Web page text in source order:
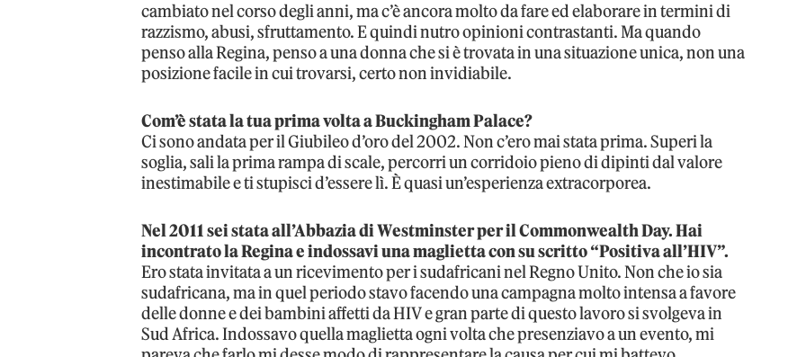
cambiato nel corso degli anni, ma c’è ancora molto da fare ed elaborare in termini di
razzismo, abusi, sfruttamento. E quindi nutro opinioni contrastanti. Ma quando
penso alla Regina, penso a una donna che si è trovata in una situazione unica, non una
posizione facile in cui trovarsi, certo non invidiabile.
Com’è stata la tua prima volta a Buckingham Palace?
Ci sono andata per il Giubileo d’oro del 2002. Non c’ero mai stata prima. Superi la
soglia, sali la prima rampa di scale, percorri un corridoio pieno di dipinti dal valore
inestimabile e ti stupisci d’essere lì. È quasi un’esperienza extracorporea.
Nel 2011 sei stata all’Abbazia di Westminster per il Commonwealth Day. Hai
incontrato la Regina e indossavi una maglietta con su scritto “Positiva all’HIV”.
Ero stata invitata a un ricevimento per i sudafricani nel Regno Unito. Non che io sia
sudafricana, ma in quel periodo stavo facendo una campagna molto intensa a favore
delle donne e dei bambini affetti da HIV e gran parte di questo lavoro si svolgeva in
Sud Africa. Indossavo quella maglietta ogni volta che presenziavo a un evento, mi